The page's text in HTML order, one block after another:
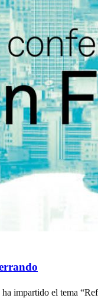
impartido el tema